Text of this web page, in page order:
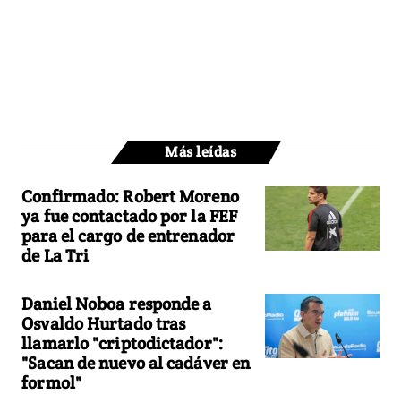
Más leídas
Confirmado: Robert Moreno
ya fue contactado por la FEF
para el cargo de entrenador
de La Tri
Daniel Noboa responde a
Osvaldo Hurtado tras
llamarlo "criptodictador":
"Sacan de nuevo al cadáver en
formol"